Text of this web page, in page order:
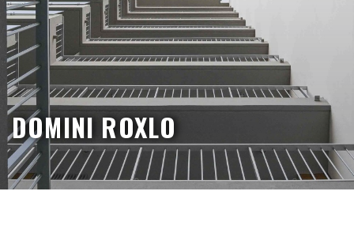
DOMINI ROXLO